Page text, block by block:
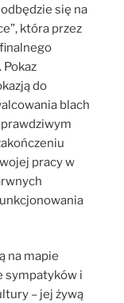
się na
która przez
do
blach
pracy w
na mapie
sympatyków i
– jej żywą